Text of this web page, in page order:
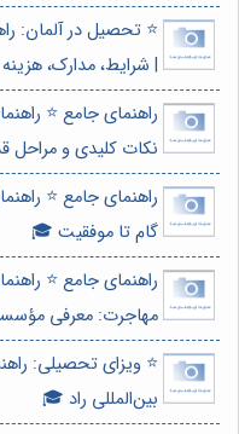
| شرایط، مدارک،
راهنمای جامع ⭐️
نکات کلیدی و مراحل
گام تا موفقیت 🎓
راهنمای جامع ⭐️
مهاجرت: معرفی
⭐️ ویزای تحصیلی:
بین‌المللی راد 🎓